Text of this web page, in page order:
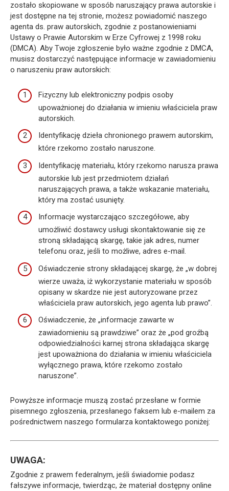
zostało skopiowane w sposób naruszający prawa autorskie i
jest dostępne na tej stronie, możesz powiadomić naszego
agenta ds. praw autorskich, zgodnie z postanowieniami
Ustawy o Prawie Autorskim w Erze Cyfrowej z 1998 roku
(DMCA). Aby Twoje zgłoszenie było ważne zgodnie z DMCA,
musisz dostarczyć następujące informacje w zawiadomieniu
o naruszeniu praw autorskich:
Fizyczny lub elektroniczny podpis osoby
upoważnionej do działania w imieniu właściciela praw
autorskich.
Identyfikację dzieła chronionego prawem autorskim,
które rzekomo zostało naruszone.
Identyfikację materiału, który rzekomo narusza prawa
autorskie lub jest przedmiotem działań
naruszających prawa, a także wskazanie materiału,
który ma zostać usunięty.
Informacje wystarczająco szczegółowe, aby
umożliwić dostawcy usługi skontaktowanie się ze
stroną składającą skargę, takie jak adres, numer
telefonu oraz, jeśli to możliwe, adres e-mail.
Oświadczenie strony składającej skargę, że „w dobrej
wierze uważa, iż wykorzystanie materiału w sposób
opisany w skardze nie jest autoryzowane przez
właściciela praw autorskich, jego agenta lub prawo”.
Oświadczenie, że „informacje zawarte w
zawiadomieniu są prawdziwe” oraz że „pod groźbą
odpowiedzialności karnej strona składająca skargę
jest upoważniona do działania w imieniu właściciela
wyłącznego prawa, które rzekomo zostało
naruszone”.
Powyższe informacje muszą zostać przesłane w formie
pisemnego zgłoszenia, przesłanego faksem lub e-mailem za
pośrednictwem naszego formularza kontaktowego poniżej:
UWAGA:
Zgodnie z prawem federalnym, jeśli świadomie podasz
fałszywe informacje, twierdząc, że materiał dostępny online